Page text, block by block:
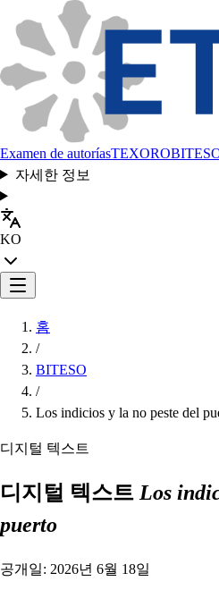
Examen de autoríasTEXORO
자세한 정보
KO
홈
/
BITESO
/
Los indicios y la no peste del
디지털 텍스트
디지털 텍스트 Los
puerto
공개일: 2026년 6월 18일